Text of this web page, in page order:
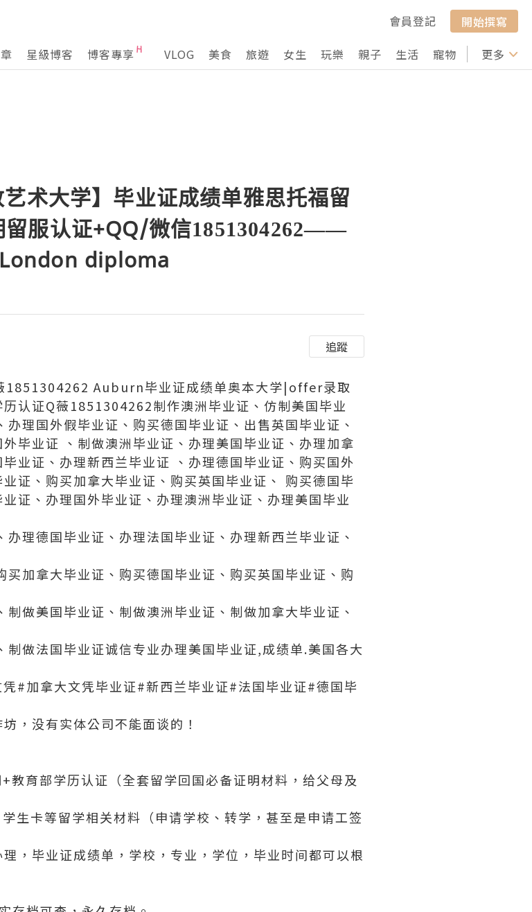
會員登記
開始撰寫
星級博客 博客專享 VLOG 美食 旅遊 女生 玩樂 親子 生活 寵物 行山 打卡
更多
术大学】毕业证成绩单雅思托福留
留服认证+QQ/微信1851304262——
diploma
追蹤
1851304262 Auburn毕业证成绩单奥本大学|offer录取
认证Q薇1851304262制作澳洲毕业证、仿制美国毕业
理国外假毕业证、购买德国毕业证、出售英国毕业证、
毕业证 、制做澳洲毕业证、办理美国毕业证、办理加拿
业证、办理新西兰毕业证 、办理德国毕业证、购买国外
证、购买加拿大毕业证、购买英国毕业证、 购买德国毕
证、办理国外毕业证、办理澳洲毕业证、办理美国毕业
理德国毕业证、办理法国毕业证、办理新西兰毕业证、
加拿大毕业证、购买德国毕业证、购买英国毕业证、购
做美国毕业证、制做澳洲毕业证、制做加拿大毕业证、
做法国毕业证诚信专业办理美国毕业证,成绩单.美国各大
#加拿大文凭毕业证#新西兰毕业证#法国毕业证#德国毕
，没有实体公司不能面谈的！
教育部学历认证（全套留学回国必备证明材料，给父母及
生卡等留学相关材料（申请学校、转学，甚至是申请工签
，毕业证成绩单，学校，专业，学位，毕业时间都可以根